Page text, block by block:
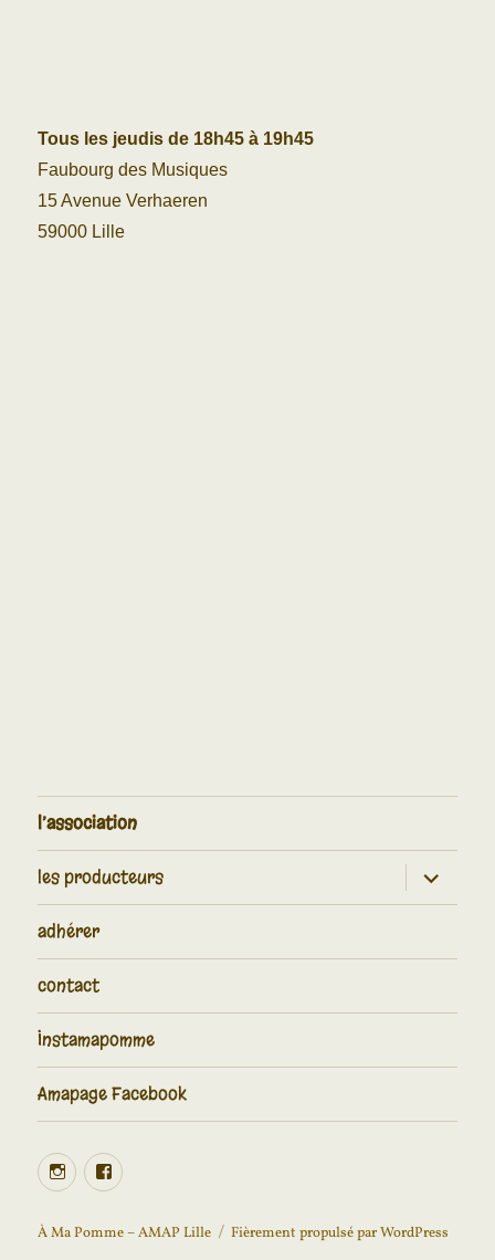
Tous les jeudis de 18h45 à 19h45
Faubourg des Musiques
15 Avenue Verhaeren
59000 Lille
l’association
les producteurs
adhérer
contact
Instamapomme
Amapage Facebook
À Ma Pomme – AMAP Lille Fièrement propulsé par WordPress